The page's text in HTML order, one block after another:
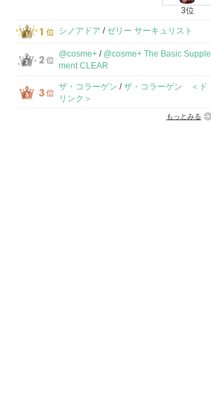
3位
シノアドア /ゼリー サーキュリスト
@cosme+ / @cosme+ The Basic Supple
ment CLEAR
ザ・コラーゲン /ザ・コラーゲン ＜ド
リンク＞
もっとみる